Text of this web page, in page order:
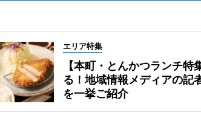
エリア特集
【本町・とんかつランチ
る！地域情報メディアの記
を一挙ご紹介